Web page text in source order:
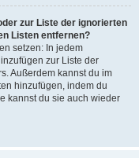
zur Liste der ignorierten
Listen entfernen?
setzen: In jedem
zur Liste der
Außerdem kannst du im
hinzufügen, indem du
kannst du sie auch wieder